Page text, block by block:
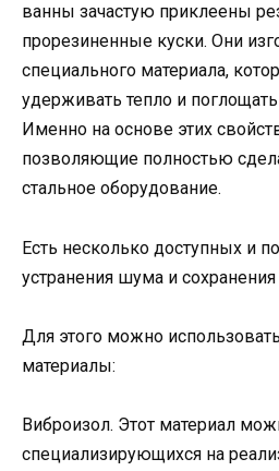
ванны зачастую приклеены
прорезиненные куски. Они
специального материала,
удерживать тепло и
Именно на основе этих
позволяющие полностью
стальное оборудование.
Есть несколько доступных и
устранения шума и сохранения
Для этого можно
материалы:
Виброизол. Этот материал
специализирующихся на